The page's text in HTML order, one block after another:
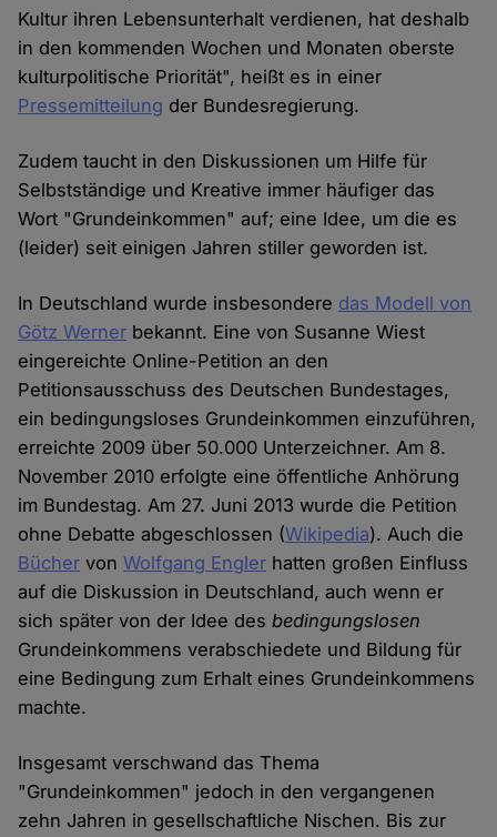
Kultur ihren Lebensunterhalt verdienen, hat deshalb
in den kommenden Wochen und Monaten oberste
kulturpolitische Priorität", heißt es in einer
Pressemitteilung der Bundesregierung.
Zudem taucht in den Diskussionen um Hilfe für
Selbstständige und Kreative immer häufiger das
Wort "Grundeinkommen" auf; eine Idee, um die es
(leider) seit einigen Jahren stiller geworden ist.
In Deutschland wurde insbesondere das Modell von
Götz Werner bekannt. Eine von Susanne Wiest
eingereichte Online-Petition an den
Petitionsausschuss des Deutschen Bundestages,
ein bedingungsloses Grundeinkommen einzuführen,
erreichte 2009 über 50.000 Unterzeichner. Am 8.
November 2010 erfolgte eine öffentliche Anhörung
im Bundestag. Am 27. Juni 2013 wurde die Petition
ohne Debatte abgeschlossen (Wikipedia). Auch die
Bücher vonWolfgang Engler hatten großen Einfluss
auf die Diskussion in Deutschland, auch wenn er
sich später von der Idee desbedingungslosen
Grundeinkommens verabschiedete und Bildung für
eine Bedingung zum Erhalt eines Grundeinkommens
machte.
Insgesamt verschwand das Thema
"Grundeinkommen" jedoch in den vergangenen
zehn Jahren in gesellschaftliche Nischen. Bis zur